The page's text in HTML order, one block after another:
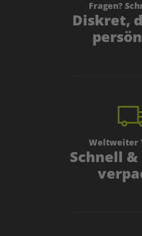
Fragen?
Diskret,
Weltweiter
Schnell